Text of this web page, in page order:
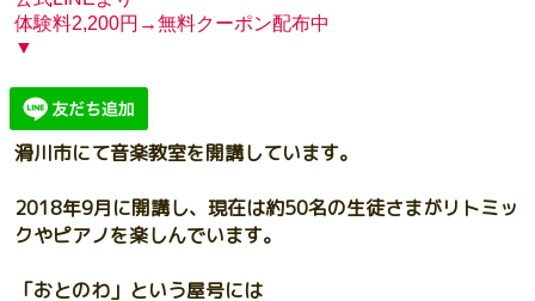
体験料2,200円→無料クーポン配布中
▼
滑川市にて音楽教室を開講しています。
2018年9月に開講し、現在は約50名の生徒さまがリトミッ
クやピアノを楽しんでいます。
「おとのわ」という屋号には